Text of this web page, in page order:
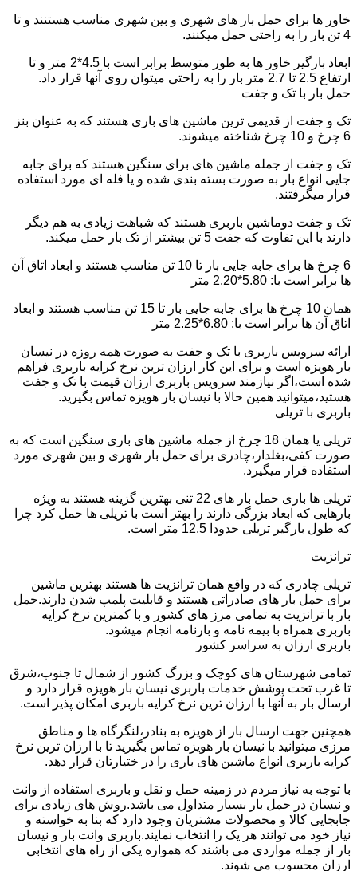
خاور ها برای حمل بار های شهری و بین شهری مناسب هستنند و تا
4 تن بار را به راحتی حمل میکنند.
ابعاد بارگیر خاور ها به طور متوسط برابر است با 4.5*2 متر و تا
ارتفاع 2.5 تا 2.7 متر بار را به راحتی میتوان روی آنها قرار داد.
حمل بار با تک و جفت
تک و جفت از قدیمی ترین ماشین های باری هستند که به عنوان بنز
6 چرخ و 10 چرخ شناخته میشوند.
تک و جفت از جمله ماشین های برای سنگین هستند که برای جابه
جایی انواع بار به صورت بسته بندی شده و یا فله ای مورد استفاده
قرار میگرفتند.
تک و جفت دوماشین باربری هستند که شباهت زیادی به هم دیگر
دارند با این تفاوت که جفت 5 تن بیشتر از تک بار حمل میکند.
6 چرخ ها برای جابه جایی بار تا 10 تن مناسب هستند و ابعاد اتاق آن
ها برابر است با: 5.80*2.20 متر
همان 10 چرخ ها برای جابه جایی بار تا 15 تن مناسب هستند و ابعاد
اتاق آن ها برابر است با: 6.80*2.25 متر
ارائه سرویس باربری با تک و جفت به صورت همه روزه در نیسان
بار هویزه است و برای این کار ارزان ترین نرخ کرایه باربری فراهم
شده است،اگر نیازمند سرویس باربری ارزان قیمت با تک و جفت
هستید،میتوانید همین حالا با نیسان بار هویزه تماس بگیرید.
باربری با تریلی
تریلی یا همان 18 چرخ از جمله ماشین های باری سنگین است که به
صورت کفی،بغلدار،چادری برای حمل بار شهری و بین شهری مورد
استفاده قرار میگیرد.
تریلی ها باری حمل بار های 22 تنی بهترین گزینه هستند به ویژه
بارهایی که ابعاد بزرگی دارند را بهتر است با تریلی ها حمل کرد چرا
که طول بارگیر تریلی حدودا 12.5 متر است.
ترانزیت
تریلی چادری که در واقع همان ترانزیت ها هستند بهترین ماشین
برای حمل بار های صادراتی هستند و قابلیت پلمپ شدن دارند.حمل
بار با ترانزیت به تمامی مرز های کشور و با کمترین نرخ کرایه
باربری همراه با بیمه نامه و بارنامه انجام میشود.
باربری ارزان به سراسر کشور
تمامی شهرستان های کوچک و بزرگ کشور از شمال تا جنوب،شرق
تا غرب تحت پوشش خدمات باربری نیسان بار هویزه قرار دارد و
ارسال بار به آنها با ارزان ترین نرخ کرایه باربری امکان پذیر است.
همچنین جهت ارسال بار از هویزه به بنادر،لنگرگاه ها و مناطق
مرزی میتوانید با نیسان بار هویزه تماس بگیرید تا با ارزان ترین نرخ
کرایه باربری انواع ماشین های باری را در ختیارتان قرار دهد.
با توجه به نیاز مردم در زمینه حمل و نقل و باربری استفاده از وانت
و نیسان در حمل بار بسیار متداول می باشد.روش های زیادی برای
جابجایی کالا و محصولات مشتریان وجود دارد که بنا به خواسته و
نیاز خود می توانند هر یک را انتخاب نمایند.باربری وانت بار و نیسان
بار از جمله مواردی می باشند که همواره یکی از راه های انتخابی
ارزان محسوب می شوند.